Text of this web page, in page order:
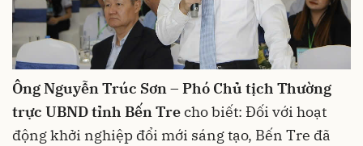
Ông Nguyễn Trúc Sơn – Phó Chủ tịch Thường
trực UBND tỉnh Bến Trecho biết: Đối với hoạt
động khởi nghiệp đổi mới sáng tạo, Bến Tre đã